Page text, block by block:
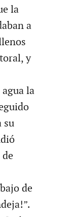
la
a
y
la
su
de